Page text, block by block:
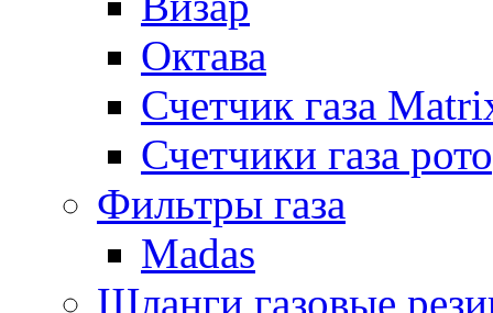
Октава
Счетчик газа
Счетчики газа
Фильтры газа
Madas
Шланги газовые